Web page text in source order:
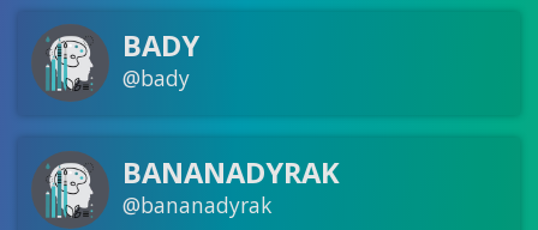
BADY
@bady
BANANADYRAK
@bananadyrak